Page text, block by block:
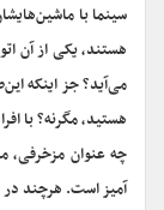
سینما با
هستند، یکی از آن
می‌آید؟ جز اینکه
هستید، مگرنه؟ با
چه عنوان مزخرفی،
آمیز است. هرچند در